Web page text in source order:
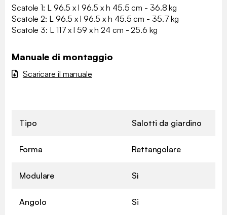
Scatole 1: L 96.5 x l 96.5 x h 45.5 cm - 36.8 kg
Scatole 2: L 96.5 x l 96.5 x h 45.5 cm - 35.7 kg
Scatole 3: L 117 x l 59 x h 24 cm - 25.6 kg
Manuale di montaggio
Scaricare il manuale
Tipo Salotti da giardino
Forma Rettangolare
Modulare Sì
Angolo Si